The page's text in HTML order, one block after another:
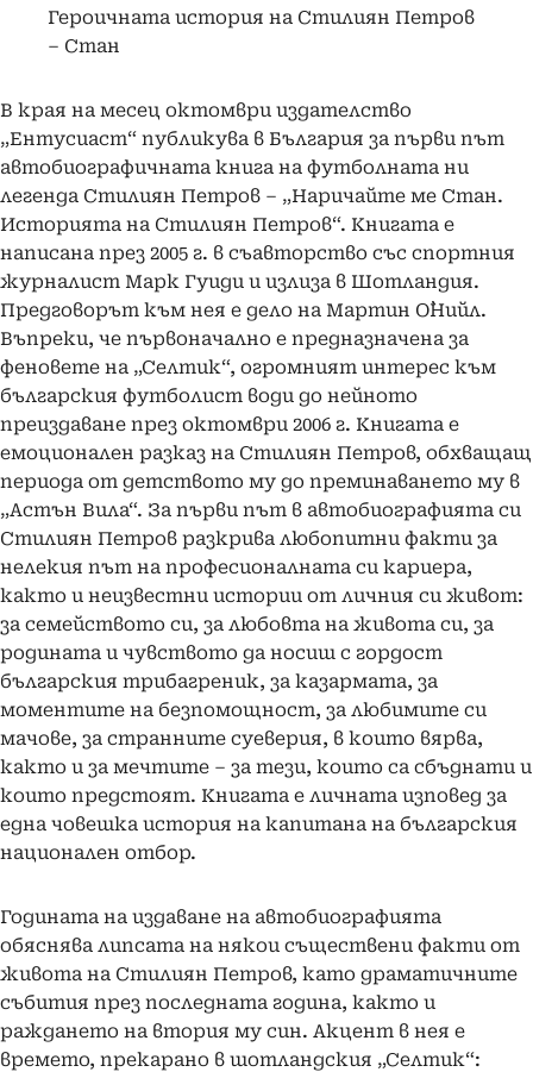
Героичната история на Стилиян Петров
– Стан
В края на месец октомври издателство
„Ентусиаст“ публикува в България за първи път
автобиографичната книга на футболната ни
легенда Стилиян Петров – „Наричайте ме Стан.
Историята на Стилиян Петров“. Книгата е
написана през 2005 г. в съавторство със спортния
журналист Марк Гуиди и излиза в Шотландия.
Предговорът към нея е дело на Мартин О`Нийл.
Въпреки, че първоначално е предназначена за
феновете на „Селтик“, огромният интерес към
българския футболист води до нейното
преиздаване през октомври 2006 г. Книгата е
емоционален разказ на Стилиян Петров, обхващащ
периода от детството му до преминаването му в
„Астън Вила“. За първи път в автобиографията си
Стилиян Петров разкрива любопитни факти за
нелекия път на професионалната си кариера,
както и неизвестни истории от личния си живот:
за семейството си, за любовта на живота си, за
родината и чувството да носиш с гордост
българския трибагреник, за казармата, за
моментите на безпомощност, за любимите си
мачове, за странните суеверия, в които вярва,
както и за мечтите – за тези, които са сбъднати и
които предстоят. Книгата е личната изповед за
една човешка история на капитана на българския
национален отбор.
Годината на издаване на автобиографията
обяснява липсата на някои съществени факти от
живота на Стилиян Петров, като драматичните
събития през последната година, както и
раждането на втория му син. Акцент в нея е
времето, прекарано в шотландския „Селтик“: